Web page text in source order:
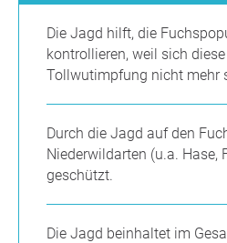
Die Jagd hilft, die
kontrollieren, weil sich
Tollwutimpfung nicht mehr
Durch die Jagd auf den
Niederwildarten (u.a. Hase,
geschützt.
Die Jagd beinhaltet im